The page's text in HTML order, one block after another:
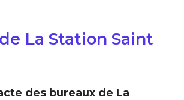
La Station Saint
des bureaux de La